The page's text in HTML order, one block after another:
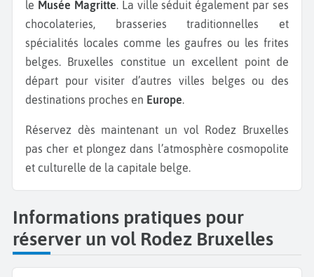
le Musée Magritte. La ville séduit également par ses
chocolateries, brasseries traditionnelles et
spécialités locales comme les gaufres ou les frites
belges. Bruxelles constitue un excellent point de
départ pour visiter d’autres villes belges ou des
destinations proches en Europe.
Réservez dès maintenant un vol Rodez Bruxelles
pas cher et plongez dans l’atmosphère cosmopolite
et culturelle de la capitale belge.
Informations pratiques pour
réserver un vol Rodez Bruxelles